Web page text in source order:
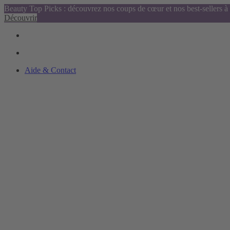
Beauty Top Picks : découvrez nos coups de cœur et nos best-sellers
Découvrir
Aide & Contact